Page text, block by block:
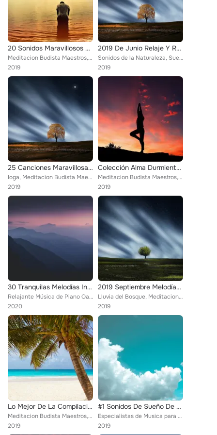
20 Sonidos Maravillosos De Sueño & Spa
Meditacion Budista Maestros, Sonidos De Truenos y Lluvia, Musica para Meditar Especialistas
2019
2019 De Junio Relaje Y Recargue La Mezcla Para Reducir El Estrés
Sonidos de la Naturaleza, Sueño Lucido, Meditacion Budista Maestros
2019
25 Canciones Maravillosas Para Ambiente Zen Spa
Ioga, Meditacion Budista Maestros, Dormir
2019
Colección Alma Durmiente - 25 Melodías Para Una Relajación Total
Meditacion Budista Maestros, Meditación, Cascada de Lluvia
2019
30 Tranquilas Melodías Inviernoles Para Un Buen Rollo En El Hogar Y La Oficina
Relajante Música de Piano Oasis, Lluvia Relajante, Meditacion Budista Maestros
2020
2019 Septiembre Melodías Relajantes Para La Relajación Y Meditación Zen
Lluvia del Bosque, Meditacion Budista Maestros, Natureza Musica Bem-Estar Academia
2019
Lo Mejor De La Compilación De Tranquilidad Total De 2019: La Combinación Definitiva De Alivio De Estrés Atemporal
Meditacion Budista Maestros, MÚSICA PARA NIÑOS, Sonidos de la Naturaleza Relajacion
2019
#1 Sonidos De Sueño De Onda Alfa
Especialistas de Musica para Dormir, Relajacion Del Mar, Meditacion Budista Maestros
2019